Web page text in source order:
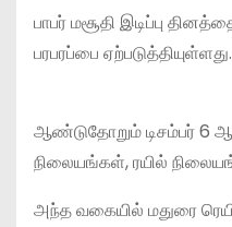
பாபர் மசூதி இடிப்பு
பரபரப்பை ஏற்படுத்தியுள்ளது.
ஆண்டுதோறும் டிசம்பர் 6
நிலையங்கள், ரயில்
அந்த வகையில் மதுரை